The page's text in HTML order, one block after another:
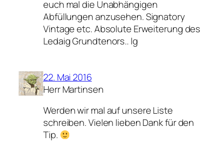
euch mal die Unabhängigen
Abfüllungen anzusehen. Signatory
Vintage etc. Absolute Erweiterung des
Ledaig Grundtenors.. lg
22. Mai 2016
Herr Martinsen
Werden wir mal auf unsere Liste
schreiben. Vielen lieben Dank für den
Tip.